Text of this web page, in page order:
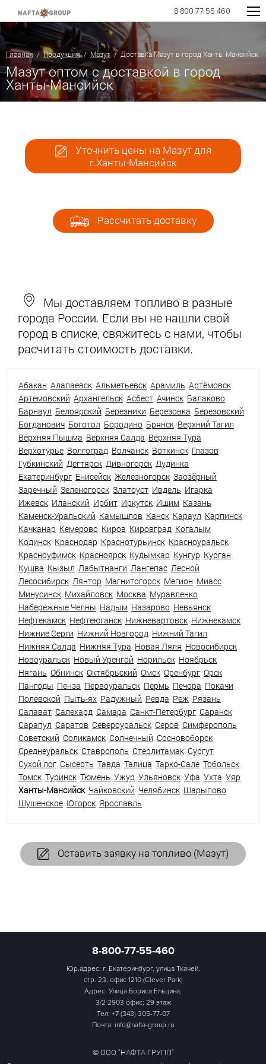
8 800 77 55 460
Главная /Продукция/ Мазут/ Доставка Мазут в город Ханты-Мансийск
Мазут оптом с доставкой в город
Ханты-Мансийск
Уточнить цены на Мазут для
г.Ханты-Мансийск
Рассчитать доставку
Мы доставляем топливо в разные
города России. Если вы не нашли свой
город в списке, свяжитесь с нами, чтобы
расчитать стоимость доставки.
Абакан Алапаевск Альметьевск Арамиль Артёмовск
Артемовский Архангельск Асбест Ачинск Балаково
Барнаул Белоярский Березники Березовка Березовский
Богданович Боготол Бородино Брянск Верхний Тагил
Верхняя Пышма Верхняя Салда Верхняя Тура
Верхотурье Волгоград Волчанск Воткинск Глазов
Губкинский Дегтярск Дивногорск Дудинка
Екатеринбург Енисейск Железногорск Заозёрный
Заречный Зеленогорск Златоуст Ивдель Игарка
Ижевск Иланский Ирбит Иркутск Ишим Казань
Каменск-Уральский Камышлов Канск Караул Карпинск
Качканар Кемерово Киров Кировград Когалым
Кодинск Краснодар Краснотурьинск Красноуральск
Красноуфимск Красноярск Кудымкар Кунгур Курган
Кушва Кызыл Лабытнанги Лангепас Лесной
Лесосибирск Лянтор Магнитогорск Мегион Миасс
Минусинск Михайловск Москва Муравленко
Набережные Челны Надым Назарово Невьянск
Нефтекамск Нефтеюганск Нижневартовск Нижнекамск
Нижние Серги Нижний Новгород Нижний Тагил
Нижняя Салда Нижняя Тура Новая Ляля Новосибирск
Новоуральск Новый Уренгой Норильск Ноябрьск
Нягань Обнинск Октябрьский Омск Оренбург Орск
Пангоды Пенза Первоуральск Пермь Печора Покачи
Полевской Пыть-ях Радужный Ревда Реж Рязань
Салават Салехард Самара Санкт-Петербург Саранск
Сарапул Саратов Североуральск Серов Симферополь
Советский Соликамск Солнечный Сосновоборск
Среднеуральск Ставрополь Стерлитамак Сургут
Сухой лог Сысерть Тавда Талица Тарко-Сале Тобольск
Томск Туринск Тюмень Ужур Ульяновск Уфа Ухта Уяр
Ханты-Мансийск Чайковский Челябинск Шарыпово
Шушенское Югорск Ярославль
Оставить заявку на топливо (Мазут)
8-800-77-55-460
Юр.адрес: г. Екатеринбург, улица Ткачей,
стр. 23, офис 1210 (Clever Park)
Адрес: Улица Бориса Ельцина,
3/2 2903 офис; 29 этаж
Тел: +7 (343) 305-77-07
Почта: info@nafta-group.ru
© ООО "НАФТА ГРУПП"